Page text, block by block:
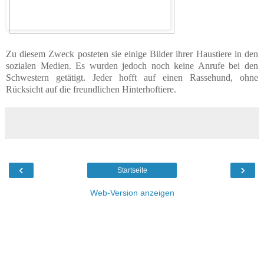
Zu diesem Zweck posteten sie einige Bilder ihrer Haustiere in den
sozialen Medien. Es wurden jedoch noch keine Anrufe bei den
Schwestern getätigt. Jeder hofft auf einen Rassehund, ohne
Rücksicht auf die freundlichen Hinterhoftiere.
‹ ›
Startseite
Web-Version anzeigen